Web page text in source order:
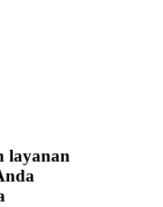
layanan